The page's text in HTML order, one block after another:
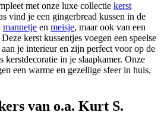
met onze luxe collectie kerst
vind je een gingerbread kussen in de
mannetje en meisje, maar ook van een
Deze kerst kussentjes voegen een speelse
je interieur en zijn perfect voor op de
kerstdecoratie in je slaapkamer. Onze
een warme en gezellige sfeer in huis,
van o.a. Kurt S.